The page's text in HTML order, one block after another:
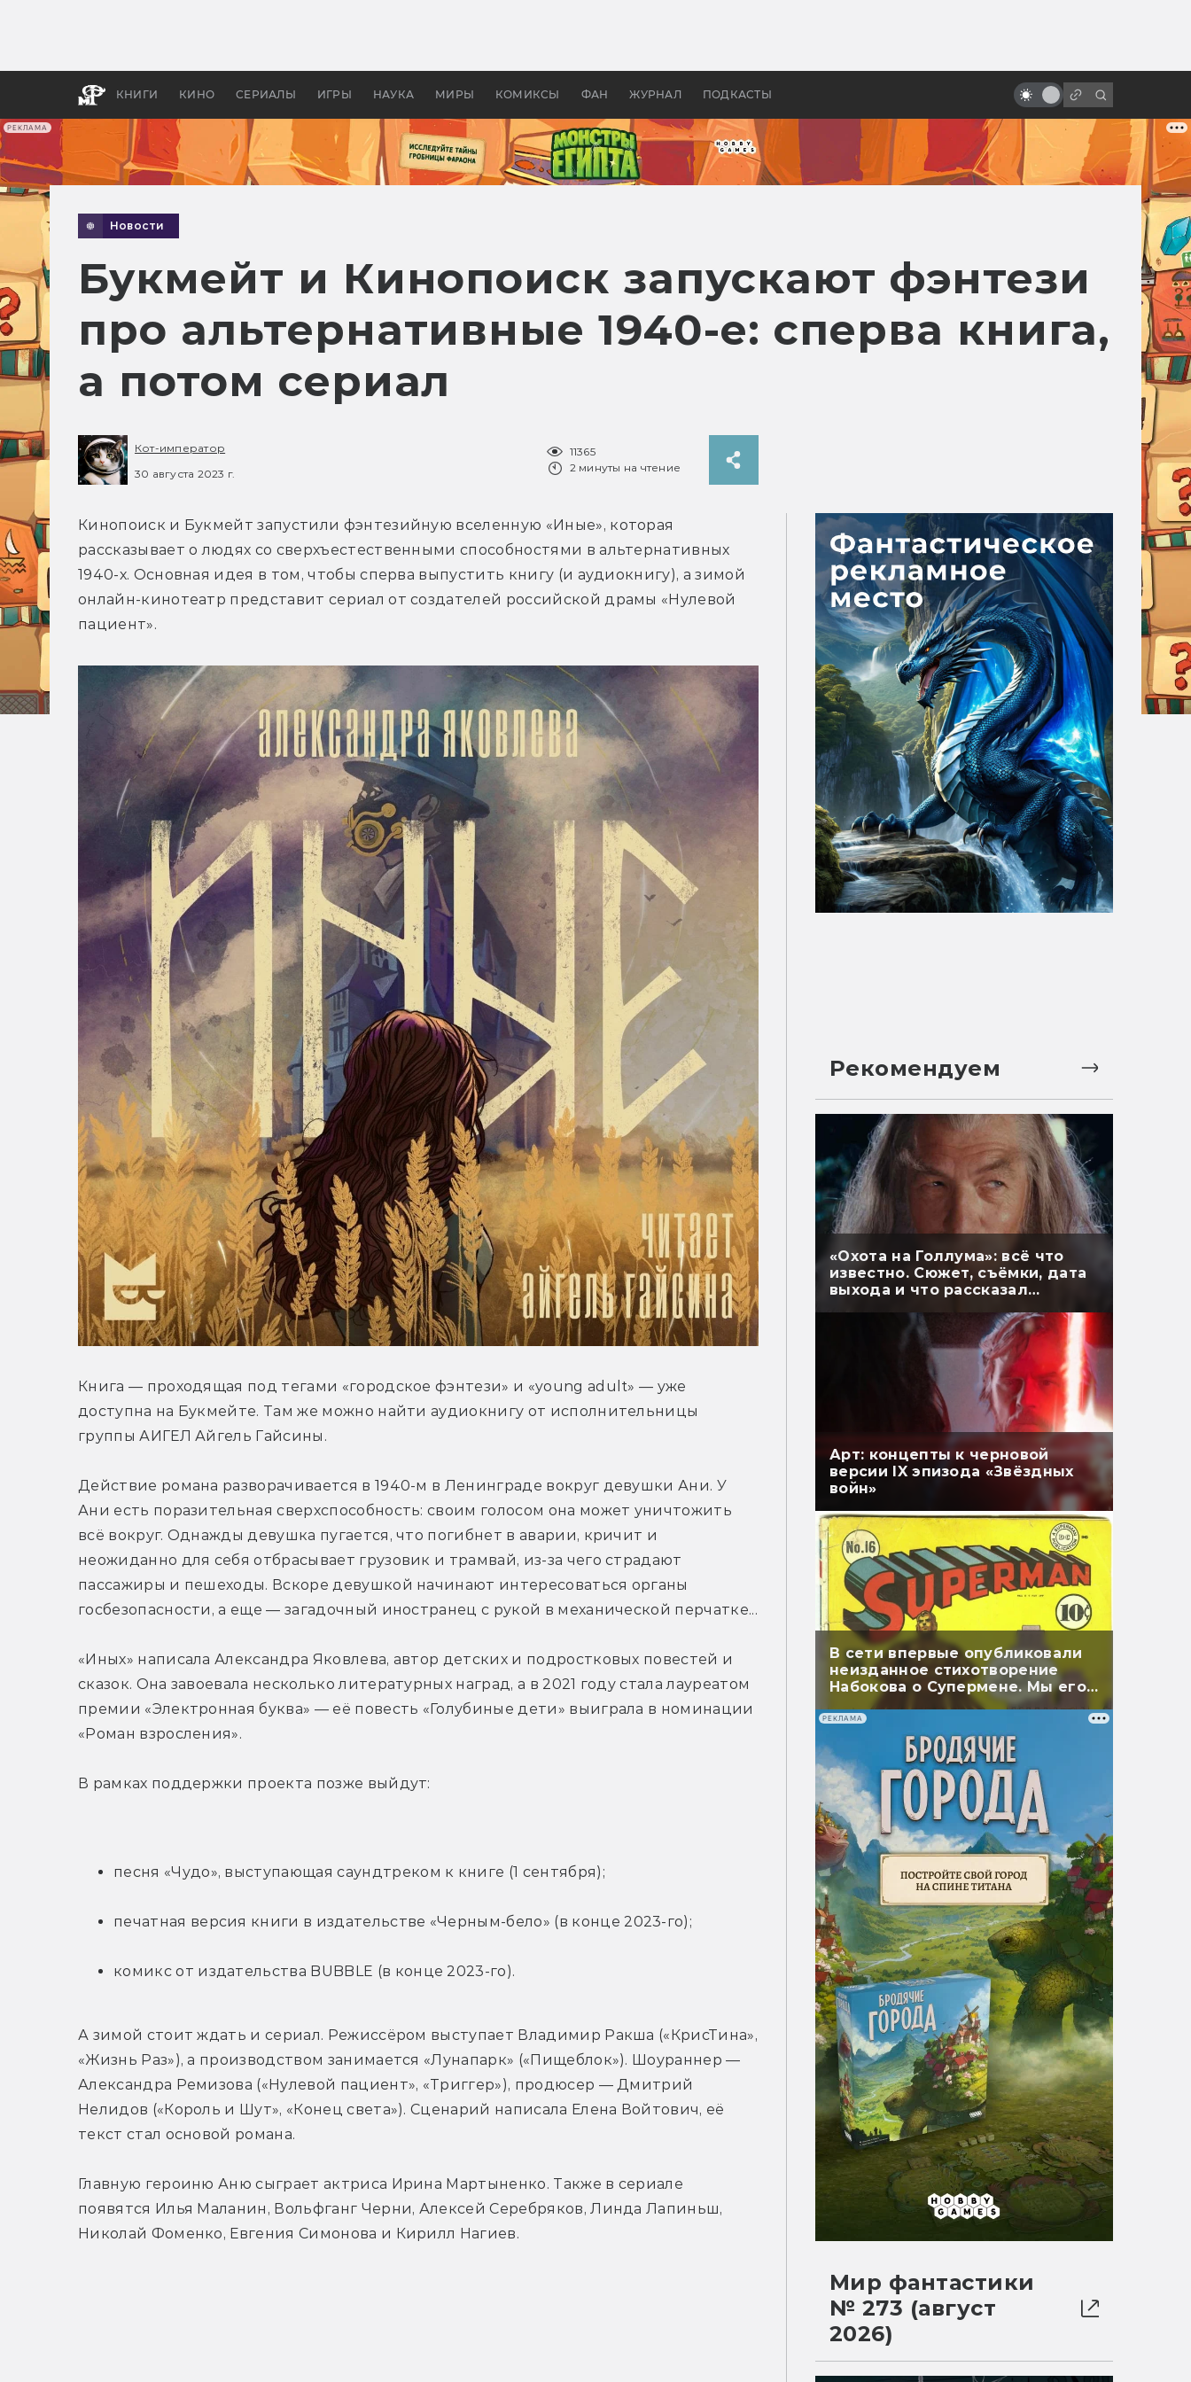
РЕКЛАМА
КНИГИ КИНО СЕРИАЛЫ ИГРЫ НАУКА МИРЫ КОМИКСЫ ФАН ЖУРНАЛ ПОДКАСТЫ
апокалипсис, в России —
бы «Властелина колец»
«Люди Икс»: всё о фильмах серии
Новости
Букмейт и Кинопоиск запускают фэнтези
про альтернативные 1940-е: сперва книга,
а потом сериал
Кот-император
30 августа 2023 г.
11365
2 минуты на чтение
Кинопоиск и Букмейт запустили фэнтезийную вселенную «Иные», которая
рассказывает о людях со сверхъестественными способностями в альтернативных
1940-х. Основная идея в том, чтобы сперва выпустить книгу (и аудиокнигу), а зимой
онлайн-кинотеатр представит сериал от создателей российской драмы «Нулевой
пациент».
Книга — проходящая под тегами «городское фэнтези» и «young adult» — уже
доступна на Букмейте. Там же можно найти аудиокнигу от исполнительницы
группы АИГЕЛ Айгель Гайсины.
Действие романа разворачивается в 1940-м в Ленинграде вокруг девушки Ани. У
Ани есть поразительная сверхспособность: своим голосом она может уничтожить
всё вокруг. Однажды девушка пугается, что погибнет в аварии, кричит и
неожиданно для себя отбрасывает грузовик и трамвай, из-за чего страдают
пассажиры и пешеходы. Вскоре девушкой начинают интересоваться органы
госбезопасности, а еще — загадочный иностранец с рукой в механической перчатке...
«Иных» написала Александра Яковлева, автор детских и подростковых повестей и
сказок. Она завоевала несколько литературных наград, а в 2021 году стала лауреатом
премии «Электронная буква» — её повесть «Голубиные дети» выиграла в номинации
«Роман взросления».
В рамках поддержки проекта позже выйдут:
песня «Чудо», выступающая саундтреком к книге (1 сентября);
печатная версия книги в издательстве «Черным-бело» (в конце 2023-го);
комикс от издательства BUBBLE (в конце 2023-го).
А зимой стоит ждать и сериал. Режиссёром выступает Владимир Ракша («КрисТина»,
«Жизнь Раз»), а производством занимается «Лунапарк» («Пищеблок»). Шоураннер —
Александра Ремизова («Нулевой пациент», «Триггер»), продюсер — Дмитрий
Нелидов («Король и Шут», «Конец света»). Сценарий написала Елена Войтович, её
текст стал основой романа.
Главную героиню Аню сыграет актриса Ирина Мартыненко. Также в сериале
появятся Илья Маланин, Вольфганг Черни, Алексей Серебряков, Линда Лапиньш,
Николай Фоменко, Евгения Симонова и Кирилл Нагиев.
Рекомендуем
«Охота на Голлума»: всё что
известно. Сюжет, съёмки, дата
выхода и что рассказал
Арт: концепты к черновой
версии IX эпизода «Звёздных
войн»
В сети впервые опубликовали
неизданное стихотворение
Набокова о Супермене. Мы его
перевели
РЕКЛАМА
Мир фантастики
№ 273 (август
2026)